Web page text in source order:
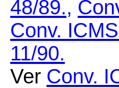
48/89.,
Conv.
11/90.
Ver Conv.